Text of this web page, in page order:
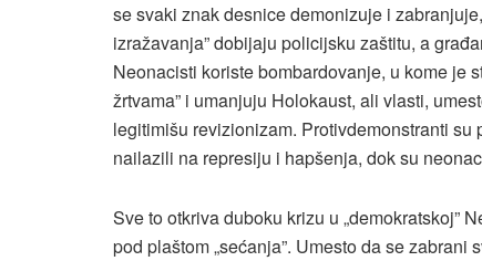
se svaki znak desnice demonizuje i
izražavanja” dobijaju policijsku zaštitu, a
Neonacisti koriste bombardovanje, u kome je
žrtvama” i umanjuju Holokaust, ali vlasti,
legitimišu revizionizam. Protivdemonstranti
nailazili na represiju i hapšenja, dok su
Sve to otkriva duboku krizu u „demokratskoj”
pod plaštom „sećanja”. Umesto da se